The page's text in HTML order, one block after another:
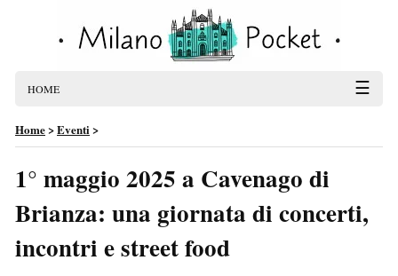
HOME ☰
Home>Eventi>
1° maggio 2025 a Cavenago di
Brianza: una giornata di concerti,
incontri e street food